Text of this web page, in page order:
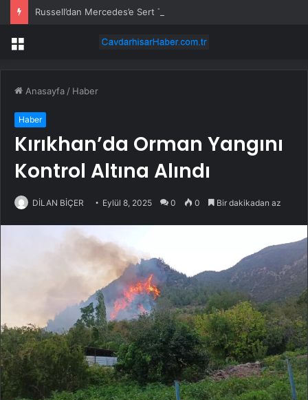
Russell’dan Mercedes’e Sert Tepki: ‘Kabul Edilemez’
Menü
Anasayfa / Haber
Haber
Kırıkhan’da Orman Yangını
Kontrol Altına Alındı
DİLAN BİÇER Eylül 8, 2025 0 0 Bir dakikadan az